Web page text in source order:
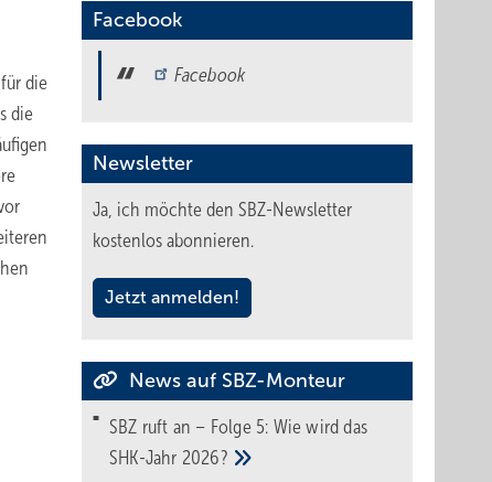
die
die
Facebook
Facebook
Newsletter
Ja, ich möchte den SBZ-Newsletter
kostenlos abonnieren.
Jetzt anmelden!
News auf SBZ-Monteur
SBZ ruft an – Folge 5: Wie wird das
SHK-Jahr 2026?